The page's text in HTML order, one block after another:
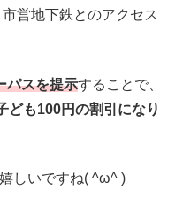
営地下鉄とのアクセス
パスを提示することで、
ども100円の割引になり
しいですね( ^ω^ )